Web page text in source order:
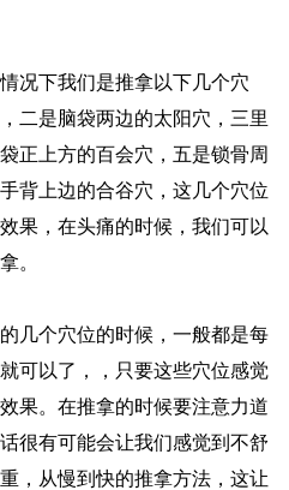
下我们是推拿以下几个穴
二是脑袋两边的太阳穴，三里
正上方的百会穴，五是锁骨周
背上边的合谷穴，这几个穴位
果，在头痛的时候，我们可以
。
个穴位的时候，一般都是每
可以了，，只要这些穴位感觉
果。在推拿的时候要注意力道
很有可能会让我们感觉到不舒
，从慢到快的推拿方法，这让